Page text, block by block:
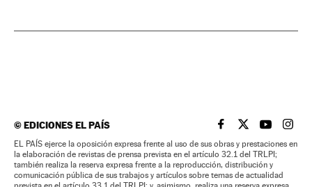
©EDICIONES EL PAÍS EL PAÍS BRASIL EN
EL PAÍSEL PAÍS
EL
EL PAÍS ejerce la oposición expresa frente al uso de sus obras y prestaciones en
la elaboración de revistas de prensa prevista en el artículo 32.1 del TRLPI;
también realiza la reserva expresa frente a la reproducción, distribución y
comunicación pública de sus trabajos y artículos sobre temas de actualidad